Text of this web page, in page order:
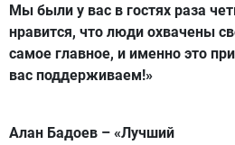
Мы были у вас в гостях раза
нравится, что люди охвачены
самое главное, и именно это
вас поддерживаем!»
Алан Бадоев – «Лучший